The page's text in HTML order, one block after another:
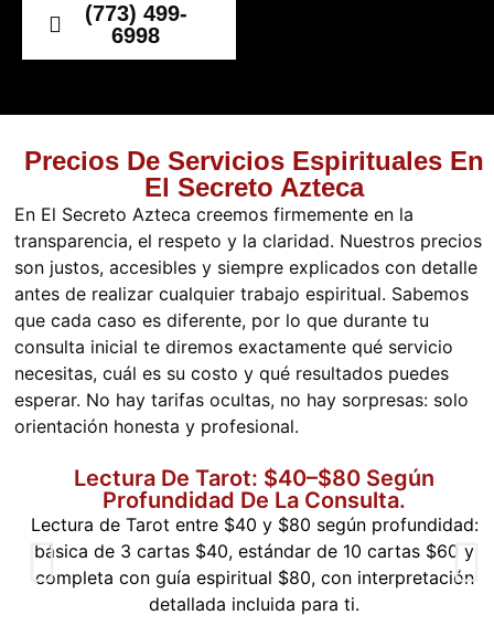
(773) 499-
6998
Precios De Servicios Espirituales En
El Secreto Azteca
En El Secreto Azteca creemos firmemente en la
transparencia, el respeto y la claridad. Nuestros precios
son justos, accesibles y siempre explicados con detalle
antes de realizar cualquier trabajo espiritual. Sabemos
que cada caso es diferente, por lo que durante tu
consulta inicial te diremos exactamente qué servicio
necesitas, cuál es su costo y qué resultados puedes
esperar. No hay tarifas ocultas, no hay sorpresas: solo
orientación honesta y profesional.
Lectura De Tarot: $40–$80 Según
Profundidad De La Consulta.
Lectura de Tarot entre $40 y $80 según profundidad:
básica de 3 cartas $40, estándar de 10 cartas $60 y
completa con guía espiritual $80, con interpretación
detallada incluida para ti.